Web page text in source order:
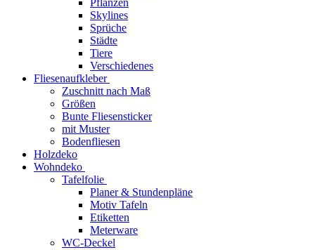
Pflanzen
Skylines
Sprüche
Städte
Tiere
Verschiedenes
Fliesenaufkleber
Zuschnitt nach Maß
Größen
Bunte Fliesensticker
mit Muster
Bodenfliesen
Holzdeko
Wohndeko
Tafelfolie
Planer & Stundenpläne
Motiv Tafeln
Etiketten
Meterware
WC-Deckel